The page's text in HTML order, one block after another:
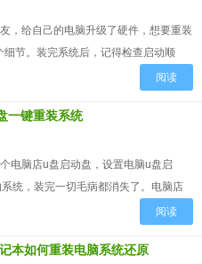
，给自己的电脑升级了硬件，想要重装
节。装完系统后，记得检查启动顺
阅读
一键重装系统
电脑店u盘启动盘，设置电脑u盘启
统，装完一切毛病都消失了。电脑店
阅读
本如何重装电脑系统还原